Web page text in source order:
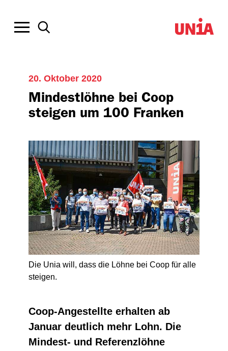
20. Oktober 2020
Mindestlöhne bei Coop
steigen um 100 Franken
Die Unia will, dass die Löhne bei Coop für alle
steigen.
Coop-Angestellte erhalten ab
Januar deutlich mehr Lohn. Die
Mindest- und Referenzlöhne